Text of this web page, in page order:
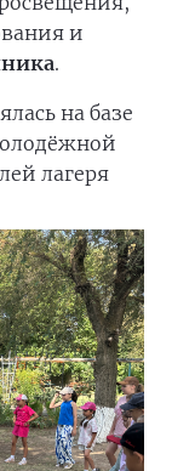
и
.
на базе
лагеря